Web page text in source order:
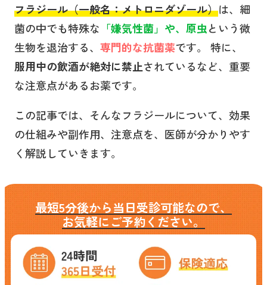
フラジール（一般名：メトロニダゾール）は、細
菌の中でも特殊な 「嫌気性菌」や、原虫という微
生物を退治する、 専門的な抗菌薬です。 特に、
服用中の飲酒が絶対に禁止されているなど、重要
な注意点があるお薬です。
この記事では、そんなフラジールについて、効果
の仕組みや副作用、注意点を、医師が分かりやす
く解説していきます。
最短5分後から当日受診可能なので、
お気軽にご予約ください。